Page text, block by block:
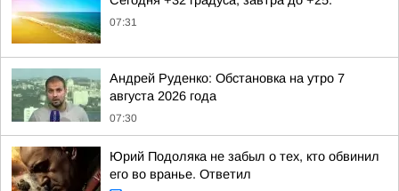
07:31
Андрей Руденко: Обстановка на утро 7
августа 2026 года
07:30
Юрий Подоляка не забыл о тех, кто обвинил
его во вранье. Ответил